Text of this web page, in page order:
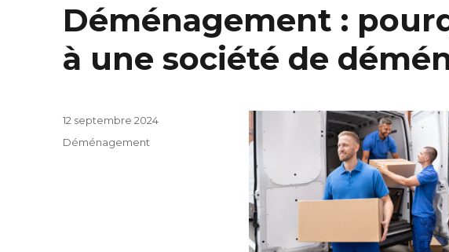
Déménagement :
à une société de
Publié
le
12 septembre 2024
Catégories
Déménagement